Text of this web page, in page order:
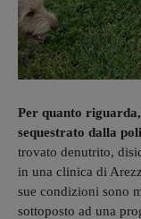
Per quanto
sequestrato dalla
trovato denutrito,
in una clinica di
sue condizioni sono
sottoposto ad una